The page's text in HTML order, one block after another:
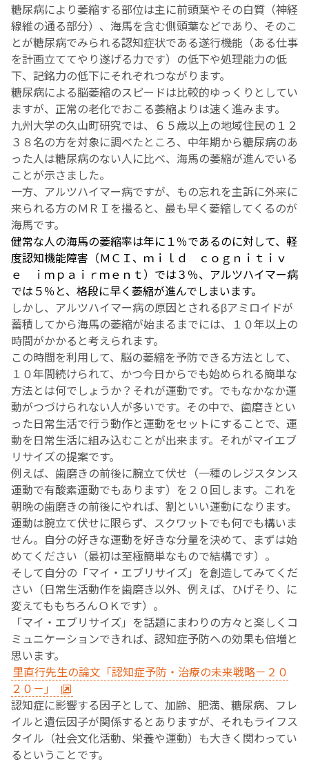
糖尿病により萎縮する部位は主に前頭葉やその白質（神経
線維の通る部分）、海馬を含む側頭葉などであり、そのこ
とが糖尿病でみられる認知症状である遂行機能（ある仕事
を計画立ててやり遂げる力です）の低下や処理能力の低
下、記銘力の低下にそれぞれつながります。
糖尿病による脳萎縮のスピードは比較的ゆっくりとしてい
ますが、正常の老化でおこる萎縮よりは速く進みます。
九州大学の久山町研究では、６５歳以上の地域住民の１２
３８名の方を対象に調べたところ、中年期から糖尿病のあ
った人は糖尿病のない人に比べ、海馬の萎縮が進んでいる
ことが示さました。
一方、アルツハイマー病ですが、もの忘れを主訴に外来に
来られる方のＭＲＩを撮ると、最も早く萎縮してくるのが
海馬です。
健常な人の海馬の萎縮率は年に１％であるのに対して、軽
度認知機能障害（ＭＣＩ、ｍｉｌｄ ｃｏｇｎｉｔｉｖ
ｅ ｉｍｐａｉｒｍｅｎｔ）では３％、アルツハイマー病
では５％と、格段に早く萎縮が進んでしまいます。
しかし、アルツハイマー病の原因とされるβアミロイドが
蓄積してから海馬の萎縮が始まるまでには、１０年以上の
時間がかかると考えられます。
この時間を利用して、脳の萎縮を予防できる方法として、
１０年間続けられて、かつ今日からでも始められる簡単な
方法とは何でしょうか？それが運動です。でもなかなか運
動がつづけられない人が多いです。その中で、歯磨きとい
った日常生活で行う動作と運動をセットにすることで、運
動を日常生活に組み込むことが出来ます。それがマイエブ
リサイズの提案です。
例えば、歯磨きの前後に腕立て伏せ（一種のレジスタンス
運動で有酸素運動でもあります）を２０回します。これを
朝晩の歯磨きの前後にやれば、割といい運動になります。
運動は腕立て伏せに限らず、スクワットでも何でも構いま
せん。自分の好きな運動を好きな分量を決めて、まずは始
めてください（最初は至極簡単なもので結構です）。
そして自分の「マイ・エブリサイズ」を創造してみてくだ
さい（日常生活動作を歯磨き以外、例えば、ひげそり、に
変えてももちろんＯＫです）。
「マイ・エブリサイズ」を話題にまわりの方々と楽しくコ
ミュニケーションできれば、認知症予防への効果も倍増と
思います。
里直行先生の論文「認知症予防・治療の未来戦略－２０
２０－」
認知症に影響する因子として、加齢、肥満、糖尿病、フレ
イルと遺伝因子が関係するとありますが、それもライフス
タイル（社会文化活動、栄養や運動）も大きく関わってい
るということです。